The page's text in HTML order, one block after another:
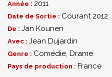
Année : 2011
Date de Sortie : Courant 2012
De : Jan Kounen
Avec : Jean Dujardin
Genre : Comédie, Drame
Pays de production : France